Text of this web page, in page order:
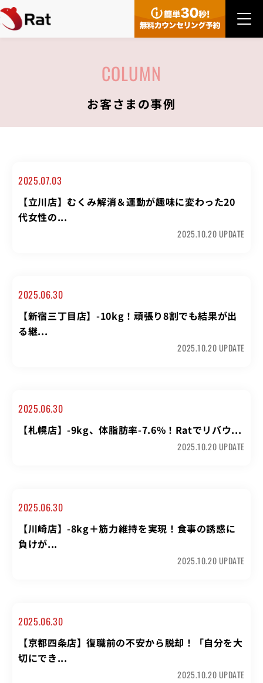
お客さまの事例
2025.07.03
【立川店】むくみ解消＆運動が趣味に変わった20
代女性の...
2025.10.20 UPDATE
2025.06.30
【新宿三丁目店】-10kg！頑張り8割でも結果が出
る継...
2025.10.20 UPDATE
2025.06.30
【札幌店】-9kg、体脂肪率-7.6%！Ratでリバウ...
2025.10.20 UPDATE
2025.06.30
【川崎店】-8kg＋筋力維持を実現！食事の誘惑に
負けが...
2025.10.20 UPDATE
2025.06.30
【京都四条店】復職前の不安から脱却！「自分を大
切にでき...
2025.10.20 UPDATE